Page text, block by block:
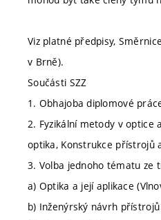
Viz platné předpisy,
v Brně).
Součásti SZZ
1. Obhajoba diplomové
2. Fyzikální metody v optice
optika, Konstrukce přístrojů
3. Volba jednoho tématu ze
a) Optika a její aplikace
b) Inženýrský návrh